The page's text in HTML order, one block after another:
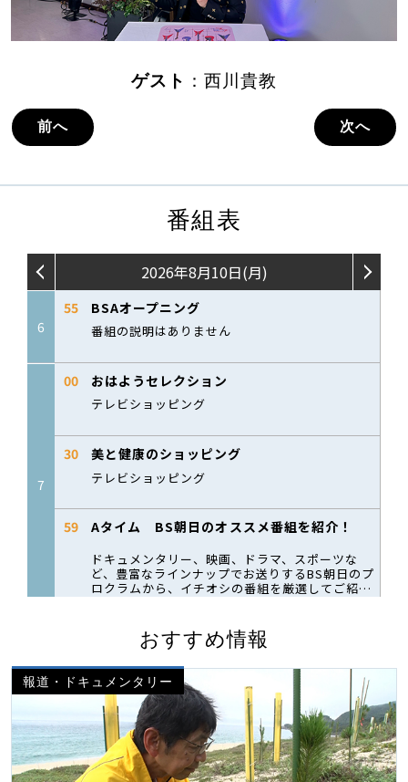
ゲスト ：西川貴教
前へ 次へ
番組表
おすすめ情報
報道・ドキュメンタリー